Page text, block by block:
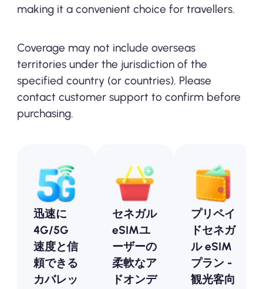
making it a convenient choice for travellers.
Coverage may not include overseas
territories under the jurisdiction of the
specified country (or countries). Please
contact customer support to confirm before
purchasing.
迅速に
4G/5G
速度と信
頼できる
カバレッ
セネガル
eSIMユ
ーザーの
柔軟なア
ドオンデ
プリペイ
ドセネガ
ル eSIM
プラン -
観光客向